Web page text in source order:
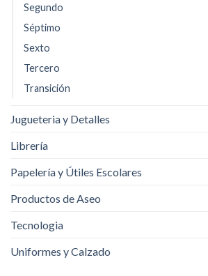
Segundo
Séptimo
Sexto
Tercero
Transición
Jugueteria y Detalles
Librería
Papelería y Útiles Escolares
Productos de Aseo
Tecnologia
Uniformes y Calzado